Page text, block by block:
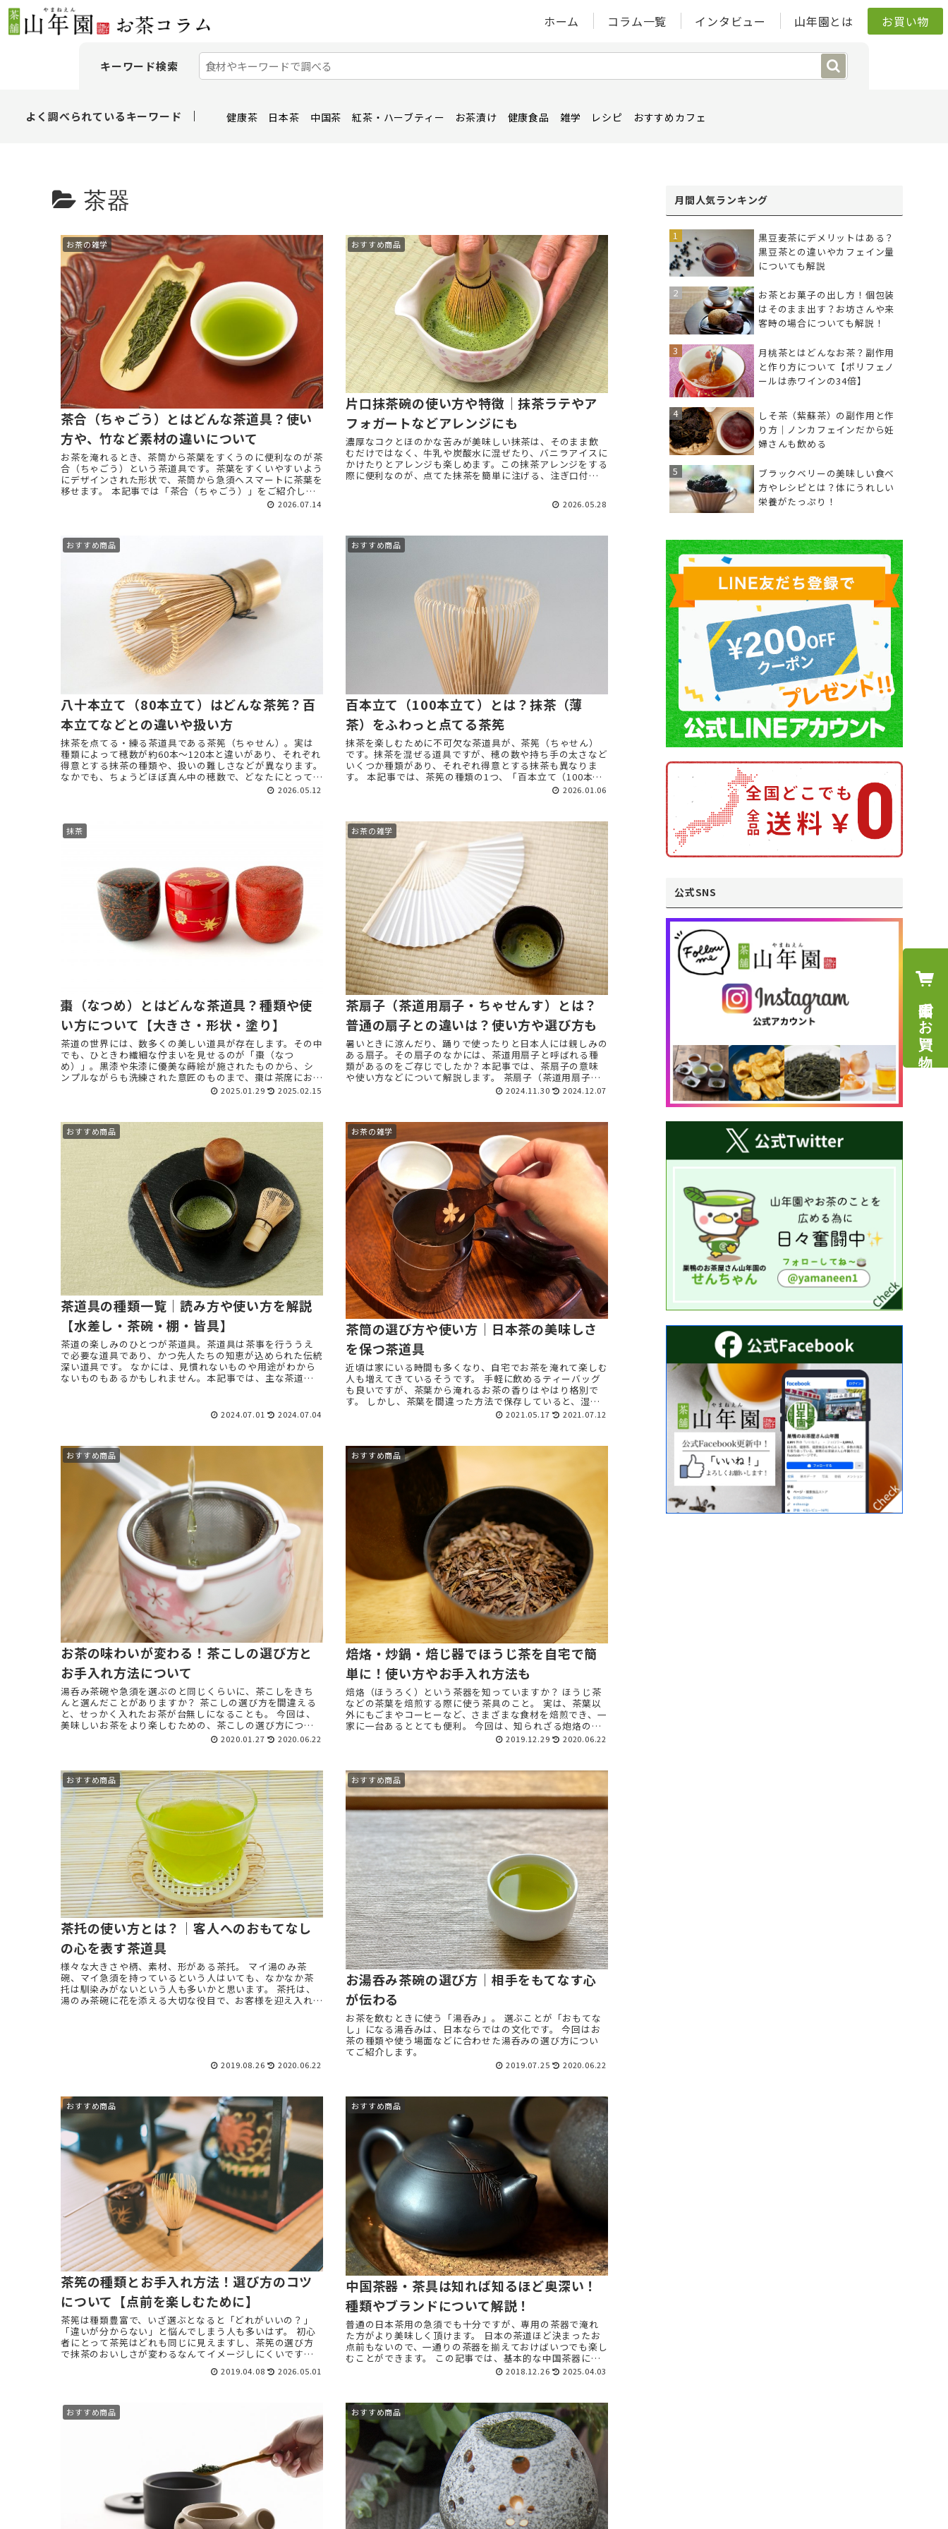
ホーム コラム一覧 インタビュー 山年園とは お買い物
キーワード検索
よく調べられているキーワード 健康茶 日本茶 中国茶 紅茶・ハーブティー お茶漬け 健康食品 雑学 レシピ おすすめカフェ
茶器
お茶の雑学
茶合（ちゃごう）とはどんな茶道具？使い
方や、竹など素材の違いについて
お茶を淹れるとき、茶筒から茶葉をすくうのに便利なのが茶
合（ちゃごう）という茶道具です。茶葉をすくいやすいよう
にデザインされた形状で、茶筒から急須へスマートに茶葉を
移せます。 本記事では「茶合（ちゃごう）」をご紹介しま
2026.07.14
おすすめ商品
片口抹茶碗の使い方や特徴｜抹茶ラテやア
フォガートなどアレンジにも
濃厚なコクとほのかな苦みが美味しい抹茶は、そのまま飲
むだけではなく、牛乳や炭酸水に混ぜたり、バニラアイスに
かけたりとアレンジも楽しめます。この抹茶アレンジをする
際に便利なのが、点てた抹茶を簡単に注げる、注ぎ口付き
2026.05.28
おすすめ商品
八十本立て（80本立て）はどんな茶筅？百
本立てなどとの違いや扱い方
抹茶を点てる・練る茶道具である茶筅（ちゃせん）。実は
種類によって穂数が約60本～120本と違いがあり、それぞれ
得意とする抹茶の種類や、扱いの難しさなどが異なります。
なかでも、ちょうどほぼ真ん中の穂数で、どなたにとっても
2026.05.12
おすすめ商品
百本立て（100本立て）とは？抹茶（薄
茶）をふわっと点てる茶筅
抹茶を楽しむために不可欠な茶道具が、茶筅（ちゃせん）
です。抹茶を混ぜる道具ですが、穂の数や持ち手の太さなど
いくつか種類があり、それぞれ得意とする抹茶も異なりま
す。 本記事では、茶筅の種類の1つ、「百本立て（100本立
2026.01.06
抹茶
棗（なつめ）とはどんな茶道具？種類や使
い方について【大きさ・形状・塗り】
茶道の世界には、数多くの美しい道具が存在します。その中
でも、ひときわ繊細な佇まいを見せるのが「棗（なつ
め）」。黒漆や朱漆に優美な蒔絵が施されたものから、シ
ンプルながらも洗練された意匠のものまで、棗は茶席におい
2025.01.29 2025.02.15
お茶の雑学
茶扇子（茶道用扇子・ちゃせんす）とは？
普通の扇子との違いは？使い方や選び方も
暑いときに涼んだり、踊りで使ったりと日本人には親しみの
ある扇子。その扇子のなかには、茶道用扇子と呼ばれる種
類があるのをご存じでしたか？本記事では、茶扇子の意味
や使い方などについて解説します。 茶扇子（茶道用扇子・
2024.11.30 2024.12.07
おすすめ商品
茶道具の種類一覧｜読み方や使い方を解説
【水差し・茶碗・棚・皆具】
茶道の楽しみのひとつが茶道具。茶道具は茶事を行ううえ
で必要な道具であり、かつ先人たちの知恵が込められた伝統
深い道具です。 なかには、見慣れないものや用途がわから
ないものもあるかもしれません。本記事では、主な茶道具
2024.07.01 2024.07.04
お茶の雑学
茶筒の選び方や使い方｜日本茶の美味しさ
を保つ茶道具
近頃は家にいる時間も多くなり、自宅でお茶を淹れて楽しむ
人も増えてきているそうです。 手軽に飲めるティーバッグ
も良いですが、茶葉から淹れるお茶の香りはやはり格別で
す。 しかし、茶葉を間違った方法で保存していると、湿気
2021.05.17 2021.07.12
おすすめ商品
お茶の味わいが変わる！茶こしの選び方と
お手入れ方法について
湯呑み茶碗や急須を選ぶのと同じくらいに、茶こしをきち
んと選んだことがありますか？ 茶こしの選び方を間違える
と、せっかく入れたお茶が台無しになることも。 今回は、
美味しいお茶をより楽しむための、茶こしの選び方につい
2020.01.27 2020.06.22
おすすめ商品
焙烙・炒鍋・焙じ器でほうじ茶を自宅で簡
単に！使い方やお手入れ方法も
焙烙（ほうろく）という茶器を知っていますか？ ほうじ茶
などの茶葉を焙煎する際に使う茶具のこと。 実は、茶葉以
外にもごまやコーヒーなど、さまざまな食材を焙煎でき、一
家に一台あるととても便利。 今回は、知られざる炮烙の使
2019.12.29 2020.06.22
おすすめ商品
茶托の使い方とは？｜客人へのおもてなし
の心を表す茶道具
様々な大きさや柄、素材、形がある茶托。 マイ湯のみ茶
碗、マイ急須を持っているという人はいても、なかなか茶
托は馴染みがないという人も多いかと思います。 茶托は、
湯のみ茶碗に花を添える大切な役目で、お客様を迎え入れる
2019.08.26 2020.06.22
おすすめ商品
お湯呑み茶碗の選び方｜相手をもてなす心
が伝わる
お茶を飲むときに使う「湯呑み」。 選ぶことが「おもてな
し」になる湯呑みは、日本ならではの文化です。 今回はお
茶の種類や使う場面などに合わせた湯呑みの選び方につい
てご紹介します。
2019.07.25 2020.06.22
おすすめ商品
茶筅の種類とお手入れ方法！選び方のコツ
について【点前を楽しむために】
茶筅は種類豊富で、いざ選ぶとなると「どれがいいの？」
「違いが分からない」と悩んでしまう人も多いはず。 初心
者にとって茶筅はどれも同じに見えますし、茶筅の選び方
で抹茶のおいしさが変わるなんてイメージしにくいですよ
2019.04.08 2026.05.01
おすすめ商品
中国茶器・茶具は知れば知るほど奥深い！
種類やブランドについて解説！
普通の日本茶用の急須でも十分ですが、専用の茶器で淹れ
た方がより美味しく頂けます。 日本の茶道ほど決まったお
点前もないので、一通りの茶器を揃えておけばいつでも楽し
むことができます。 この記事では、基本的な中国茶器につ
2018.12.26 2025.04.03
おすすめ商品 おすすめ商品
月間人気ランキング
黒豆麦茶にデメリットはある？
黒豆茶との違いやカフェイン量
についても解説
お茶とお菓子の出し方！個包装
はそのまま出す？お坊さんや来
客時の場合についても解説！
月桃茶とはどんなお茶？副作用
と作り方について【ポリフェノ
ールは赤ワインの34倍】
しそ茶（紫蘇茶）の副作用と作
り方｜ノンカフェインだから妊
婦さんも飲める
ブラックベリーの美味しい食べ
方やレシピとは？体にうれしい
栄養がたっぷり！
公式SNS
山年園でお買い物